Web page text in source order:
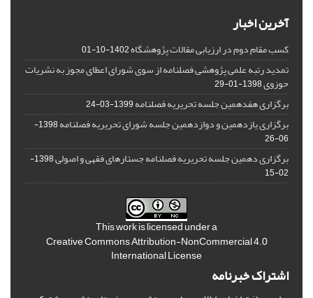
آخرین اخبار
کسب مقام دوم در ارزیابی مقالات پژوهشگاه1402-10-01
تمدید رتبه علمی پژوهشی فصلنامه از سوی شورای اعطای مجوز به نشریات
حوزوی1398-01-29
برگزاری هفدهمین جلسه تحریریه فصلنامه1399-03-24
برگزاری یازدهمین و دوازدهمین جلسه شورای تحریریه فصلنامه
1398-
06-26
برگزاری دهمین جلسه تحریریه فصلنامه جستارهای فقهی و اصولی
1398-
02-15
This work is licensed under a
Creative Commons Attribution-NonCommercial 4.0
International License
اشتراک خبرنامه